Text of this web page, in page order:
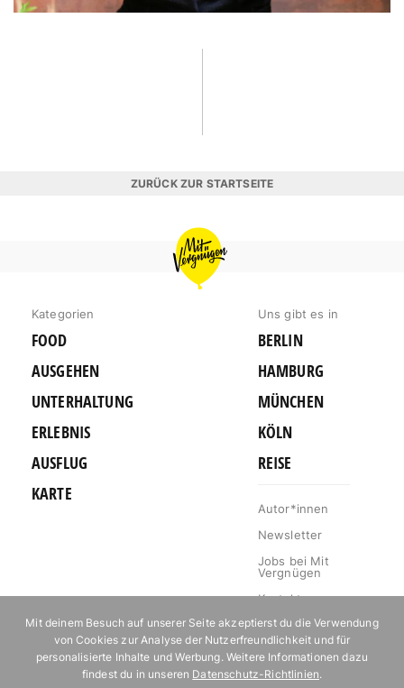
ZURÜCK ZUR STARTSEITE
MIT
VERGNÜGEN
BERLIN
Kategorien
FOOD
AUSGEHEN
UNTERHALTUNG
ERLEBNIS
AUSFLUG
KARTE
Uns gibt es in
BERLIN
HAMBURG
MÜNCHEN
KÖLN
REISE
Autor*innen
Newsletter
Jobs bei Mit
Vergnügen
Kontakt
Mediakit
Impressum
Datenschutz
Mit deinem Besuch auf unserer Seite akzeptierst du die Verwendung
von Cookies zur Analyse der Nutzerfreundlichkeit und für
personalisierte Inhalte und Werbung. Weitere Informationen dazu
findest du in unseren Datenschutz-Richtlinien.